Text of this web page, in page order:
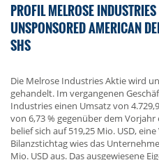
PROFIL MELROSE
UNSPONSORED AMERICAN
SHS
Die Melrose Industries Aktie wird
gehandelt. Im vergangenen
Industries einen Umsatz von
von 6,73 % gegenüber dem
belief sich auf 519,25 Mio. USD,
Bilanzstichtag wies das
Mio. USD aus. Das ausgewiesene